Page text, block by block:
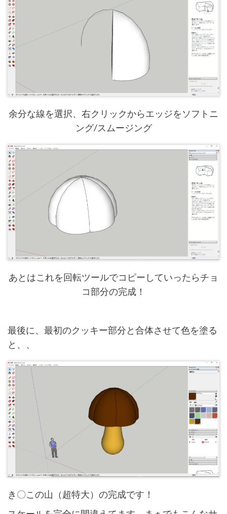
余分な線を選択、右クリックからエッジをソフトニ
ング/スムージング
あとはこれを回転ツールでコピーしていったらチョ
コ部分の完成！
最後に、最初のクッキー部分と合体させて色を塗る
と、、
き〇この山（超特大）の完成です！